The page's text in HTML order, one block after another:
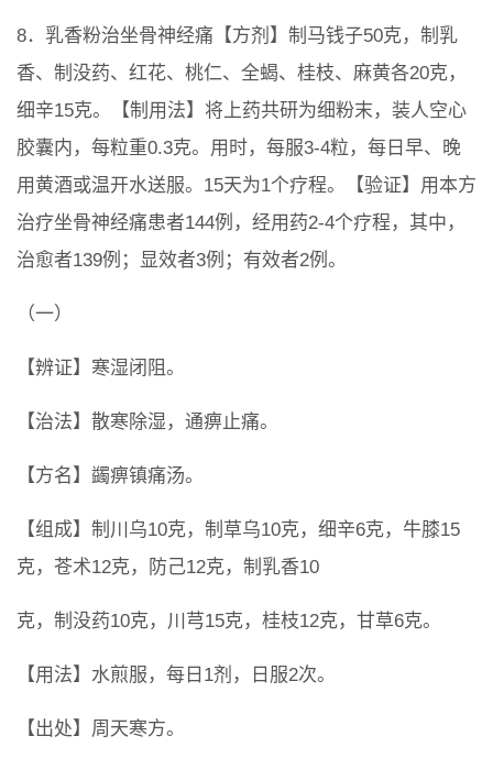
8．乳香粉治坐骨神经痛【方剂】制马钱子50克，制乳
香、制没药、红花、桃仁、全蝎、桂枝、麻黄各20克，
细辛15克。【制用法】将上药共研为细粉末，装人空心
胶囊内，每粒重0.3克。用时，每服3-4粒，每日早、晚
用黄酒或温开水送服。15天为1个疗程。【验证】用本方
治疗坐骨神经痛患者144例，经用药2-4个疗程，其中，
治愈者139例；显效者3例；有效者2例。
（一）
【辨证】寒湿闭阻。
【治法】散寒除湿，通痹止痛。
【方名】蠲痹镇痛汤。
【组成】制川乌10克，制草乌10克，细辛6克，牛膝15
克，苍术12克，防己12克，制乳香10
克，制没药10克，川芎15克，桂枝12克，甘草6克。
【用法】水煎服，每日1剂，日服2次。
【出处】周天寒方。